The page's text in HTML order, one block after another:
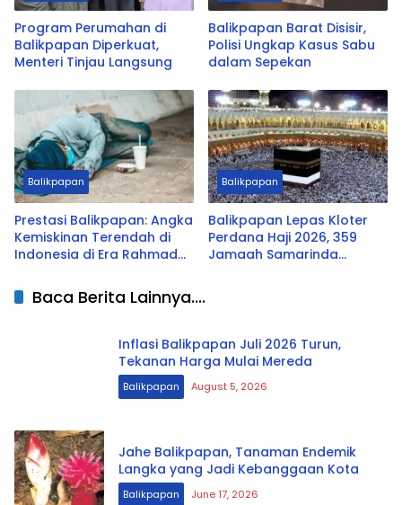
Program Perumahan di
Balikpapan Diperkuat,
Menteri Tinjau Langsung
Balikpapan Barat Disisir,
Polisi Ungkap Kasus Sabu
dalam Sepekan
Balikpapan
Prestasi Balikpapan: Angka
Kemiskinan Terendah di
Indonesia di Era Rahmad
Balikpapan
Balikpapan Lepas Kloter
Perdana Haji 2026, 359
Jamaah Samarinda
Baca Berita Lainnya....
Inflasi Balikpapan Juli 2026 Turun,
Tekanan Harga Mulai Mereda
Balikpapan August 5, 2026
Jahe Balikpapan, Tanaman Endemik
Langka yang Jadi Kebanggaan Kota
Balikpapan June 17, 2026